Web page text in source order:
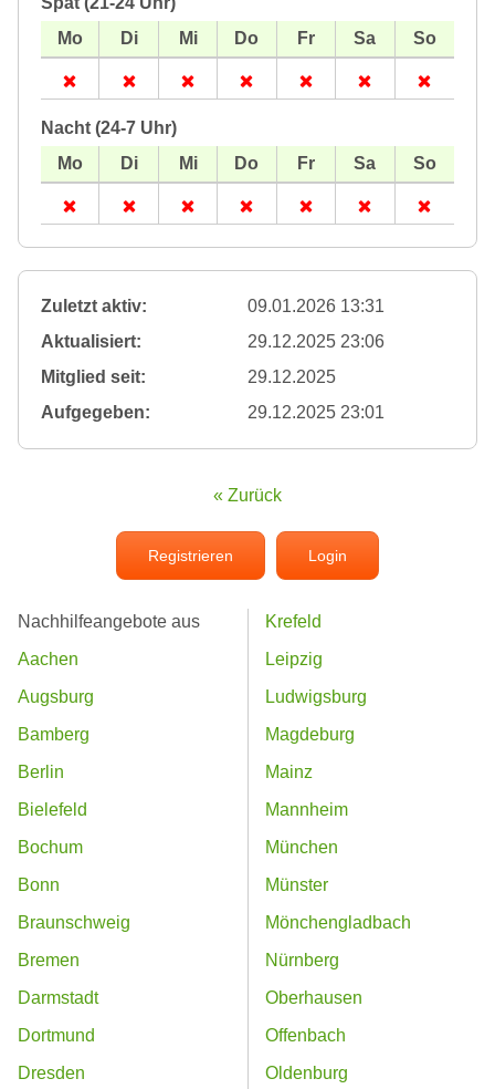
Nacht (24-7 Uhr)
Zuletzt aktiv:
09.01.2026 13:31
Aktualisiert:
29.12.2025 23:06
Mitglied seit:
29.12.2025
Aufgegeben:
29.12.2025 23:01
« Zurück
Registrieren Login
Nachhilfeangebote aus
Aachen
Augsburg
Bamberg
Berlin
Bielefeld
Bochum
Bonn
Braunschweig
Bremen
Darmstadt
Dortmund
Dresden
Krefeld
Leipzig
Ludwigsburg
Magdeburg
Mainz
Mannheim
München
Münster
Mönchengladbach
Nürnberg
Oberhausen
Offenbach
Oldenburg